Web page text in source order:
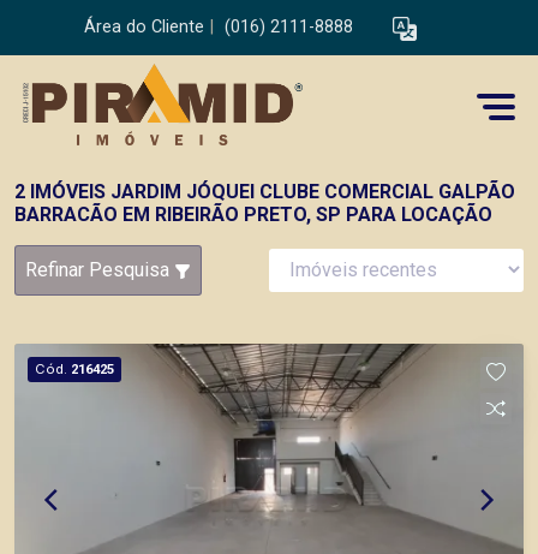
Área do Cliente (016) 2111-8888
2 IMÓVEIS JARDIM JÓQUEI CLUBE COMERCIAL GALPÃO
BARRACÃO EM RIBEIRÃO PRETO, SP PARA LOCAÇÃO
Refinar Pesquisa
Cód. 216425